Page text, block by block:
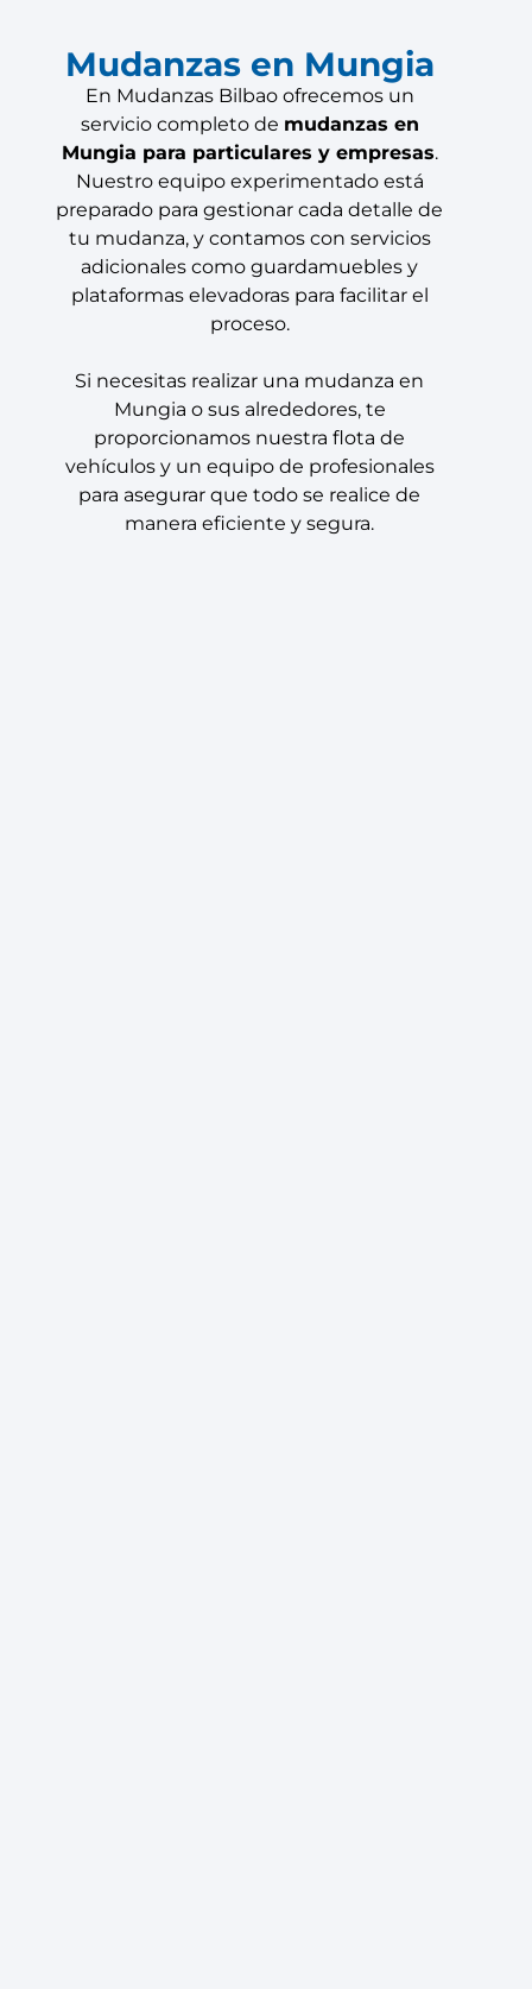
Mudanzas en Mungia
En Mudanzas Bilbao ofrecemos un
servicio completo de mudanzas en
Mungia para particulares y empresas.
Nuestro equipo experimentado está
preparado para gestionar cada detalle de
tu mudanza, y contamos con servicios
adicionales como guardamuebles y
plataformas elevadoras para facilitar el
proceso.
Si necesitas realizar una mudanza en
Mungia o sus alrededores, te
proporcionamos nuestra flota de
vehículos y un equipo de profesionales
para asegurar que todo se realice de
manera eficiente y segura.